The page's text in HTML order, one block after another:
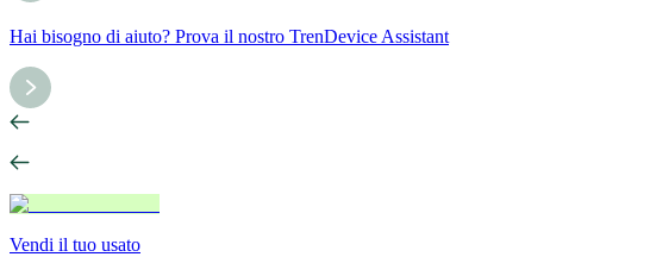
Hai bisogno di aiuto? Prova il nostro TrenDevice Assistant
Vendi il tuo usato